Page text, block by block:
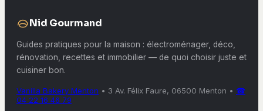
Nid Gourmand
Guides pratiques pour la maison : électroménager, déco,
rénovation, recettes et immobilier — de quoi choisir juste et
cuisiner bon.
Vanilla Bakery Menton • 3 Av. Félix Faure, 06500 Menton • ☎
04 22 16 46 79